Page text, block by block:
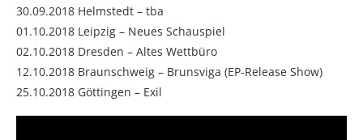
30.09.2018 Helmstedt – tba
01.10.2018 Leipzig – Neues Schauspiel
02.10.2018 Dresden – Altes Wettbüro
12.10.2018 Braunschweig – Brunsviga (EP-Release Show)
25.10.2018 Göttingen – Exil